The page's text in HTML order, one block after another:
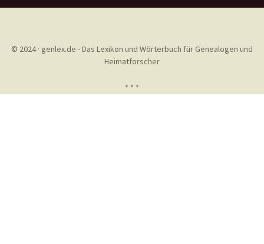
© 2024 · genlex.de - Das Lexikon und Wörterbuch für Genealogen und
Heimatforscher
* * *